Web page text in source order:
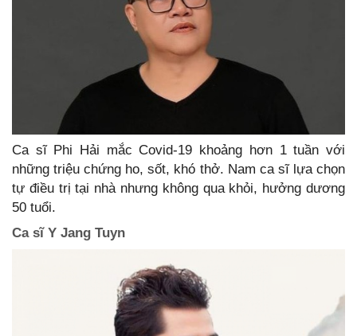
Ca sĩ Phi Hải mắc Covid-19 khoảng hơn 1 tuần với
những triệu chứng ho, sốt, khó thở. Nam ca sĩ lựa chọn
tự điều trị tại nhà nhưng không qua khỏi, hưởng dương
50 tuổi.
Ca sĩ Y Jang Tuyn